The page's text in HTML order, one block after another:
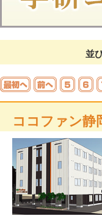
並
ココファン静